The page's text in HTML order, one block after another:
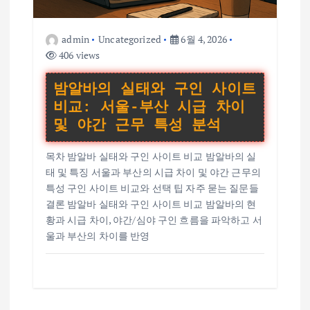
admin Uncategorized
6월 4, 2026
406 views
밤알바의 실태와 구인 사이트
비교: 서울-부산 시급 차이
및 야간 근무 특성 분석
목차 밤알바 실태와 구인 사이트 비교 밤알바의 실
태 및 특징 서울과 부산의 시급 차이 및 야간 근무의
특성 구인 사이트 비교와 선택 팁 자주 묻는 질문들
결론 밤알바 실태와 구인 사이트 비교 밤알바의 현
황과 시급 차이, 야간/심야 구인 흐름을 파악하고 서
울과 부산의 차이를 반영